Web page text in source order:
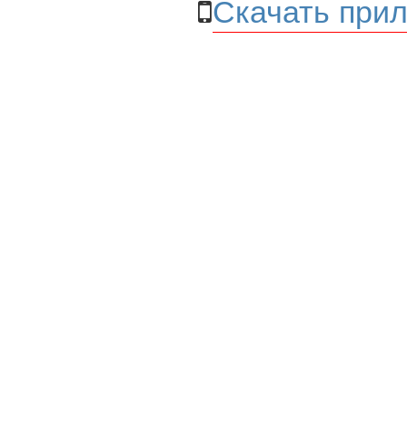
Скачать